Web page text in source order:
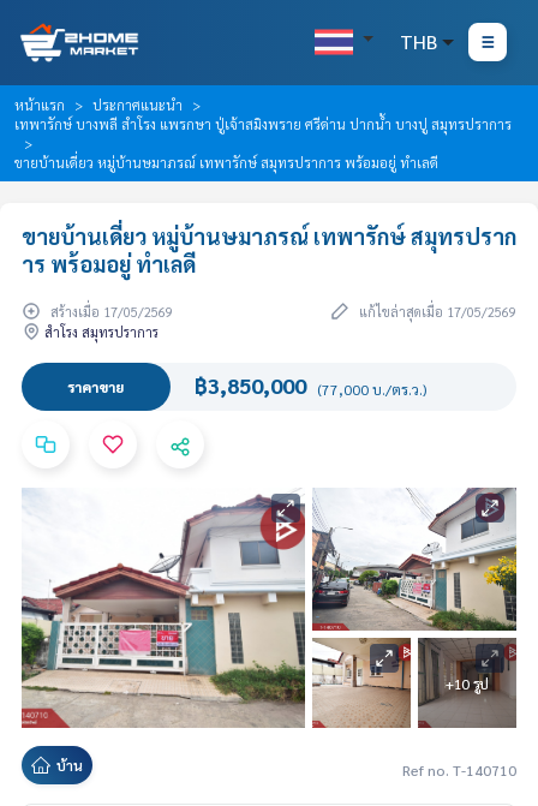
THB
หน้าแรก
ประกาศแนะนำ
เทพารักษ์ บางพลี สำโรง แพรกษา ปู่เจ้าสมิงพราย ศรีด่าน ปากน้ำ บางปู สมุทรปราการ
ขายบ้านเดี่ยว หมู่บ้านษมาภรณ์ เทพารักษ์ สมุทรปราการ พร้อมอยู่ ทำเลดี
ขายบ้านเดี่ยว หมู่บ้านษมาภรณ์ เทพารักษ์ สมุทรปราก
าร พร้อมอยู่ ทำเลดี
สร้างเมื่อ 17/05/2569
แก้ไขล่าสุดเมื่อ 17/05/2569
สำโรง สมุทรปราการ
ราคาขาย ฿3,850,000 (77,000 บ./ตร.ว.)
+10 รูป
บ้าน Ref no. T-140710